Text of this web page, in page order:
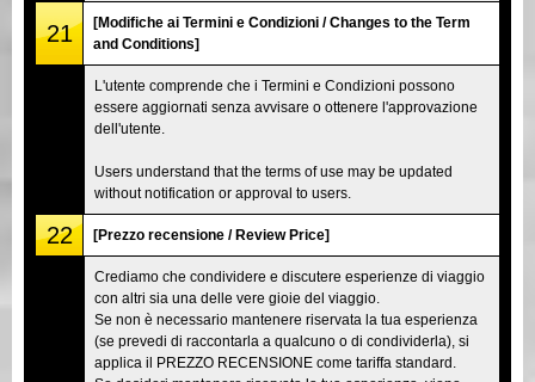
21
[Modifiche ai Termini e Condizioni / Changes to the Term
and Conditions]
L'utente comprende che i Termini e Condizioni possono
essere aggiornati senza avvisare o ottenere l'approvazione
dell'utente.
Users understand that the terms of use may be updated
without notification or approval to users.
22 [Prezzo recensione / Review Price]
Crediamo che condividere e discutere esperienze di viaggio
con altri sia una delle vere gioie del viaggio.
Se non è necessario mantenere riservata la tua esperienza
(se prevedi di raccontarla a qualcuno o di condividerla), si
applica il PREZZO RECENSIONE come tariffa standard.